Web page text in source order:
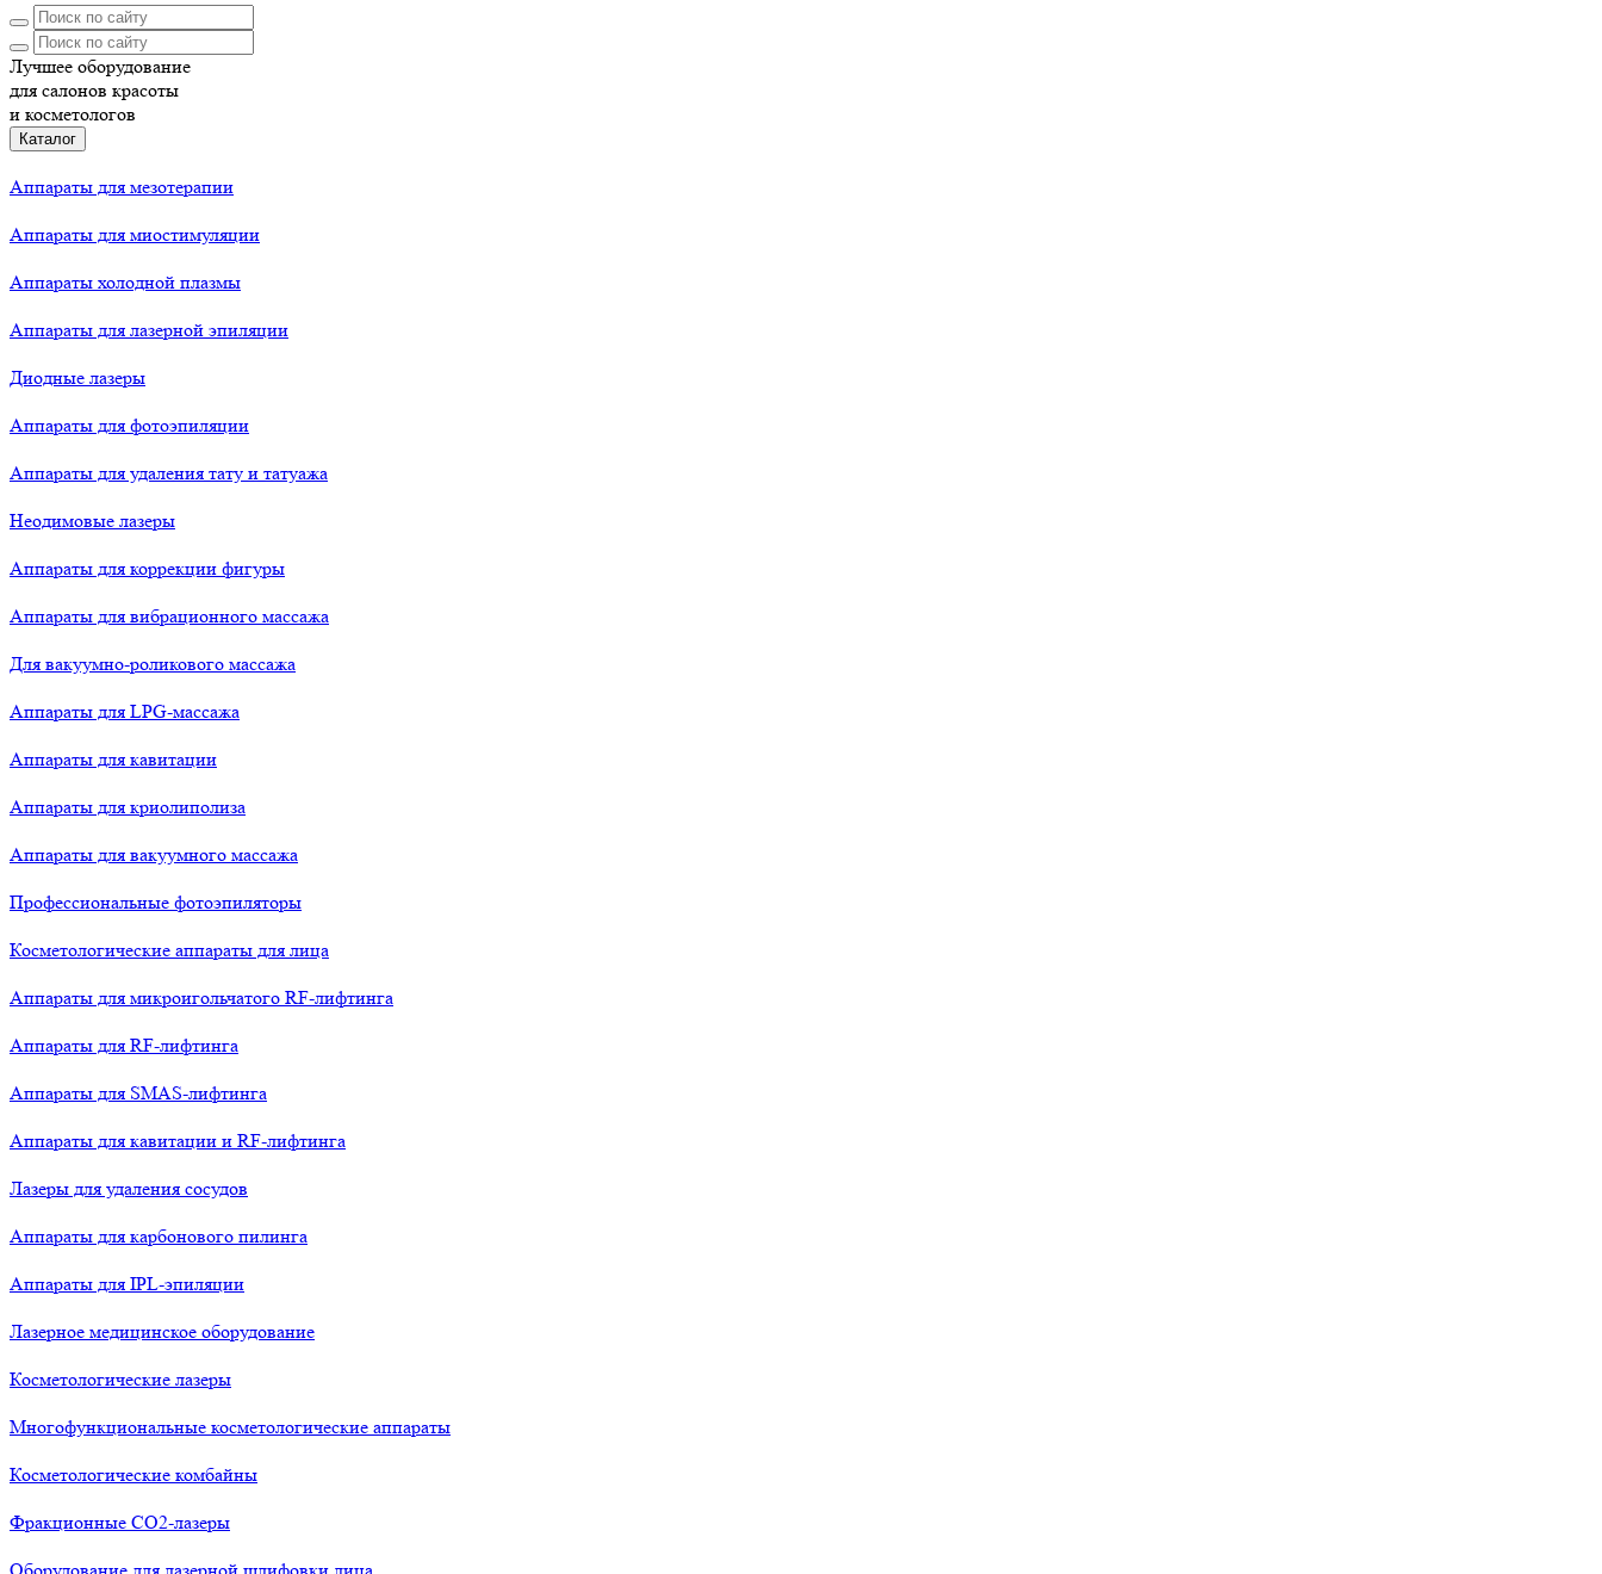
Лучшее оборудование
для салонов красоты
и косметологов
Каталог
Аппараты для мезотерапии
Аппараты для миостимуляции
Аппараты холодной плазмы
Аппараты для лазерной эпиляции
Диодные лазеры
Аппараты для фотоэпиляции
Аппараты для удаления тату и татуажа
Неодимовые лазеры
Аппараты для коррекции фигуры
Аппараты для вибрационного массажа
Для вакуумно-роликового массажа
Аппараты для LPG-массажа
Аппараты для кавитации
Аппараты для криолиполиза
Аппараты для вакуумного массажа
Профессиональные фотоэпиляторы
Косметологические аппараты для лица
Аппараты для микроигольчатого RF-лифтинга
Аппараты для RF-лифтинга
Аппараты для SMAS-лифтинга
Аппараты для кавитации и RF-лифтинга
Лазеры для удаления сосудов
Аппараты для карбонового пилинга
Аппараты для IPL-эпиляции
Лазерное медицинское оборудование
Косметологические лазеры
Многофункциональные косметологические аппараты
Косметологические комбайны
Фракционные СО2-лазеры